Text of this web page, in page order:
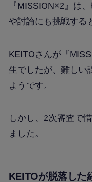
『MISSION×2』は
や討論にも挑戦する
KEITOさんが『
生でしたが、難しい
ようです。
しかし、2次審査で
ました。
KEITOが脱落した